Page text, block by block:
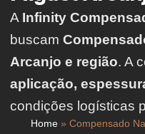
A Infinity
buscam
Arcanjo e região. A
aplicação,
condições logísticas
Home» Compensado